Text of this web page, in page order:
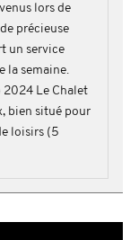
lors de
précieuse
un service
la semaine.
2024 Le Chalet
bien situé pour
loisirs (5